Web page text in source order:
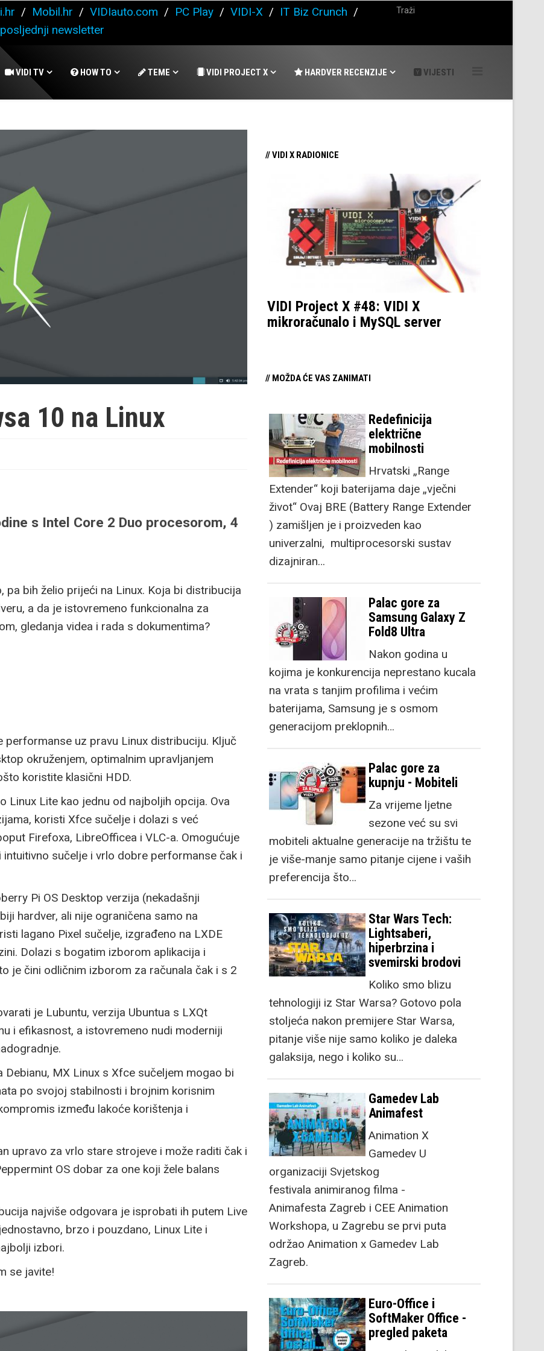
/ Mobil.hr / VIDIauto.com / PC Play / VIDI-X / IT Biz Crunch /
newsletter
VIDI TV HOW TO TEME VIDI PROJECT X HARDVER RECENZIJE VIJESTI
10 na Linux
s Intel Core 2 Duo procesorom, 4
bih želio prijeći na Linux. Koja bi distribucija
a da je istovremeno funkcionalna za
gledanja videa i rada s dokumentima?
uz pravu Linux distribuciju. Ključ
okruženjem, optimalnim upravljanjem
koristite klasični HDD.
Linux Lite kao jednu od najboljih opcija. Ova
koristi Xfce sučelje i dolazi s već
Firefoxa, LibreOfficea i VLC-a. Omogućuje
sučelje i vrlo dobre performanse čak i
Pi OS Desktop verzija (nekadašnji
hardver, ali nije ograničena samo na
lagano Pixel sučelje, izgrađeno na LXDE
Dolazi s bogatim izborom aplikacija i
je čini odličnim izborom za računala čak i s 2
je Lubuntu, verzija Ubuntua s LXQt
i efikasnost, a istovremeno nudi moderniji
MX Linux s Xfce sučeljem mogao bi
po svojoj stabilnosti i brojnim korisnim
između lakoće korištenja i
upravo za vrlo stare strojeve i može raditi čak i
OS dobar za one koji žele balans
najviše odgovara je isprobati ih putem Live
brzo i pouzdano, Linux Lite i
izbori.
se javite!
// VIDI X RADIONICE
VIDI Project X #48: VIDI X
mikroračunalo i MySQL server
// MOŽDA ĆE VAS ZANIMATI
Redefinicija
električne
mobilnosti
Hrvatski „Range
Extender“ koji baterijama daje „vječni
život“ Ovaj BRE (Battery Range Extender
) zamišljen je i proizveden kao
univerzalni, multiprocesorski sustav
dizajniran…
Palac gore za
Samsung Galaxy Z
Fold8 Ultra
Nakon godina u
kojima je konkurencija neprestano kucala
na vrata s tanjim profilima i većim
baterijama, Samsung je s osmom
generacijom preklopnih…
Palac gore za
kupnju - Mobiteli
Za vrijeme ljetne
sezone već su svi
mobiteli aktualne generacije na tržištu te
je više-manje samo pitanje cijene i vaših
preferencija što…
Star Wars Tech:
Lightsaberi,
hiperbrzina i
svemirski brodovi
Koliko smo blizu
tehnologiji iz Star Warsa? Gotovo pola
stoljeća nakon premijere Star Warsa,
pitanje više nije samo koliko je daleka
galaksija, nego i koliko su…
Gamedev Lab
Animafest
Animation X
Gamedev U
organizaciji Svjetskog
festivala animiranog filma -
Animafesta Zagreb i CEE Animation
Workshopa, u Zagrebu se prvi puta
održao Animation x Gamedev Lab
Zagreb.
Euro-Office i
SoftMaker Office -
pregled paketa